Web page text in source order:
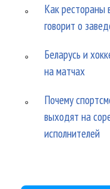
Как рестораны
говорит о
Беларусь и
на матчах
Почему
выходят на
исполнителей